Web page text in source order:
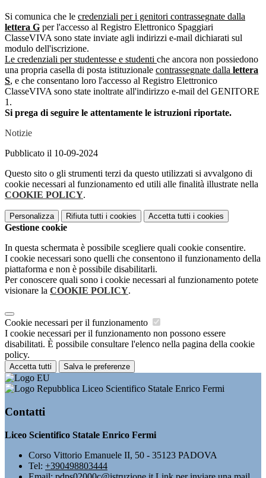
Si comunica che le credenziali per i genitori contrassegnate dalla
lettera G per l'accesso al Registro Elettronico Spaggiari
ClasseVIVA sono state inviate agli indirizzi e-mail dichiarati sul
modulo dell'iscrizione.
Le credenziali per studentesse e studenti che ancora non possiedono
una propria casella di posta istituzionale contrassegnate dalla lettera
S, e che consentano loro l'accesso al Registro Elettronico
ClasseVIVA sono state inoltrate all'indirizzo e-mail del GENITORE
1.
Si prega di seguire le attentamente le istruzioni riportate.
Notizie
Pubblicato il 10-09-2024
Questo sito o gli strumenti terzi da questo utilizzati si avvalgono di
cookie necessari al funzionamento ed utili alle finalità illustrate nella
COOKIE POLICY.
Personalizza Rifiuta tutti i cookies Accetta tutti i cookies
Gestione cookie
In questa schermata è possibile scegliere quali cookie consentire.
I cookie necessari sono quelli che consentono il funzionamento della
piattaforma e non è possibile disabilitarli.
Per conoscere quali sono i cookie necessari al funzionamento potete
visionare la COOKIE POLICY.
Cookie necessari per il funzionamento
I cookie necessari per il funzionamento non possono essere
disabilitati. È possibile consultare l'elenco nella pagina della cookie
policy.
Accetta tutti Salva le preferenze
Liceo Scientifico Statale Enrico Fermi
Contatti
Liceo Scientifico Statale Enrico Fermi
Corso Vittorio Emanuele II, 50 - 35123 PADOVA
Tel: +390498803444